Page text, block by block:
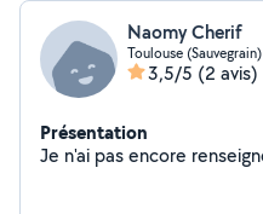
Naomy Cherif
Toulouse (Sauvegrain)
3,5/5 (2 avis)
Présentation